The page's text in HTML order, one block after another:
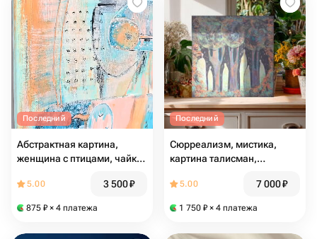
Последний
Абстрактная картина,
женщина с птицами, чайка,
пейзаж, голубой,
5.00 3 500₽
875 ₽ × 4 платежа
Последний
Сюрреализм, мистика,
картина талисман,
пейзаж, хранители, духи
искусство
5.00 7 000₽
1 750 ₽ × 4 платежа